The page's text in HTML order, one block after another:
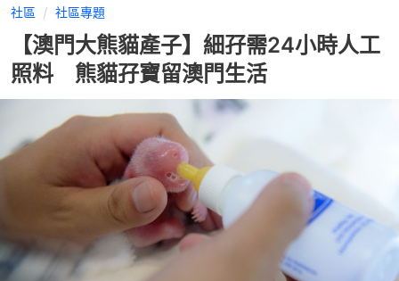
社區 社區專題
【澳門大熊貓產子】細孖需24小時人工
照料 熊貓孖寶留澳門生活